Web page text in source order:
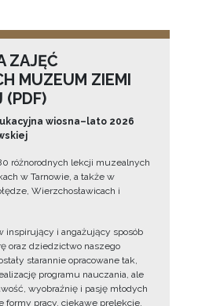
ZAJĘĆ
MUZEUM ZIEMI
(PDF)
wiosna–lato 2026
różnorodnych lekcji muzealnych
w Tarnowie, a także w
Wierzchosławicach i
inspirujący i angażujący sposób
oraz dziedzictwo naszego
starannie opracowane tak,
programu nauczania, ale
wyobraźnię i pasję młodych
formy pracy, ciekawe prelekcje,